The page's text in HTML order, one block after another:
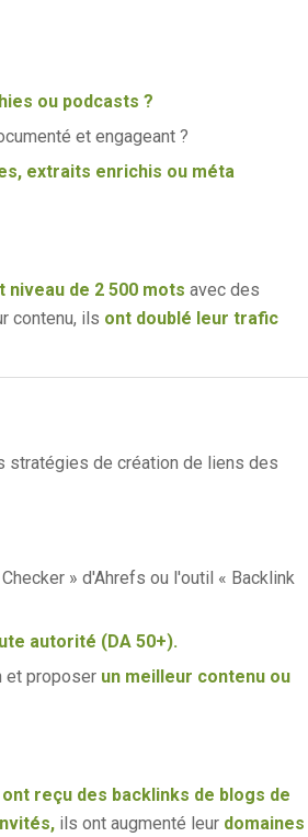
ou podcasts ?
et engageant ?
extraits enrichis ou méta
niveau de 2 500 mots avec des
contenu, ils ont doublé leur trafic
stratégies de création de liens des
» d'Ahrefs ou l'outil « Backlink
autorité (DA 50+).
et proposer un meilleur contenu ou
reçu des backlinks de blogs de
ils ont augmenté leur domaines